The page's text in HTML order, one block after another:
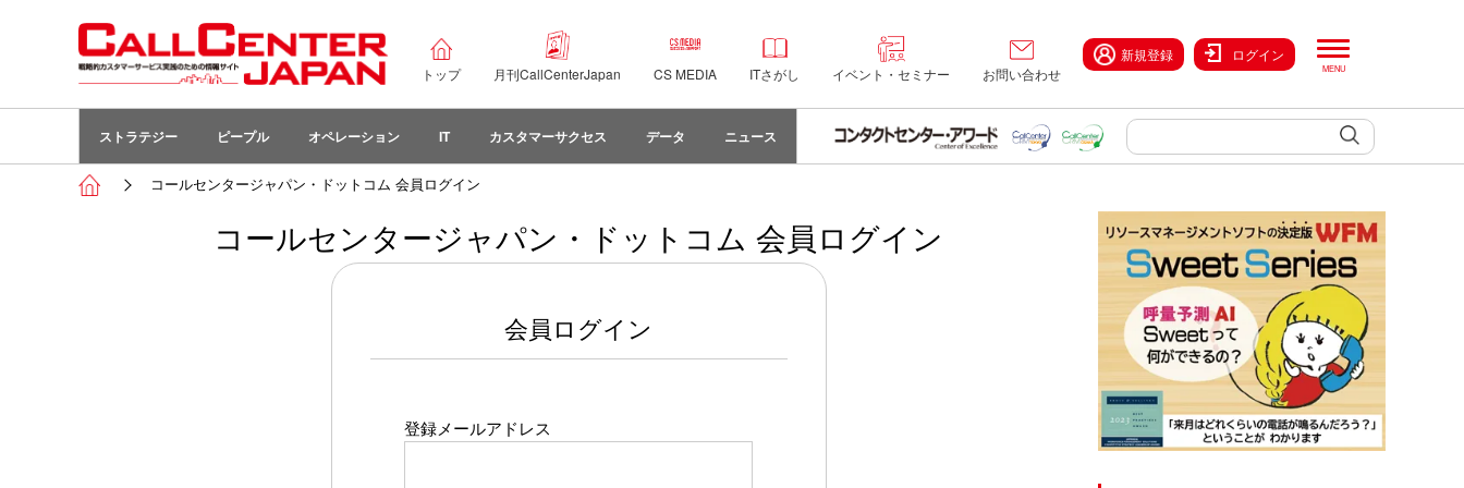
トップ 月刊CallCenterJapan CS MEDIA ITさがし イベント・セミナー お問い合わせ
新規登録 ログイン
ストラテジー ピープル オペレーション IT カスタマーサクセス データ ニュース
コールセンタージャパン・ドットコム 会員ログイン
コールセンタージャパン・ドットコム 会員ログイン
会員ログイン
登録メールアドレス